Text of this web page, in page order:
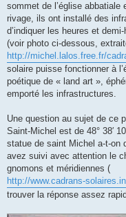
sommet de l’église
rivage, ils ont installé des
d’indiquer les heures et
(voir photo ci-dessous,
http://michel.lalos.free.fr/
solaire puisse fonctionner à
poétique de « land art »,
emporté les infrastructures.
Une question au sujet de ce
Saint-Michel est de 48° 38′
statue de saint Michel a-t-on
avez suivi avec attention le
gnomons et méridiennes (
http://www.cadrans-
trouver la réponse assez